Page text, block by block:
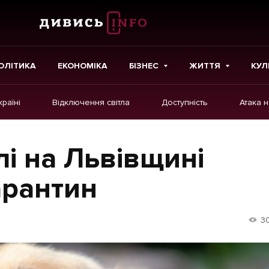
ЕКОНОМІКА БІЗНЕС ЖИТТЯ
Відключення світла Доступність Атака
Картки
Ініціативи
на Львівщині